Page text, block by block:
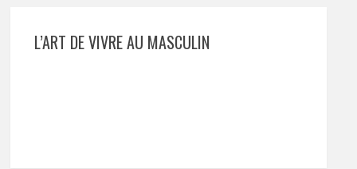
L’ART DE VIVRE AU MASCULIN